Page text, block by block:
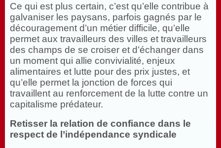
Ce qui est plus certain, c’est qu’elle contribue à
galvaniser les paysans, parfois gagnés par le
découragement d’un métier difficile, qu’elle
permet aux travailleurs des villes et travailleurs
des champs de se croiser et d’échanger dans
un moment qui allie convivialité, enjeux
alimentaires et lutte pour des prix justes, et
qu’elle permet la jonction de forces qui
travaillent au renforcement de la lutte contre un
capitalisme prédateur.
Retisser la relation de confiance dans le
respect de l’indépendance syndicale